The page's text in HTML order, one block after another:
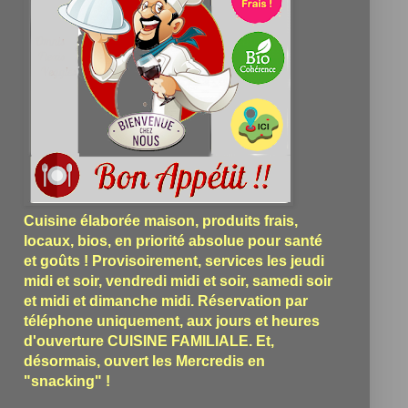
Cuisine élaborée maison, produits frais,
locaux, bios, en priorité absolue pour santé
et goûts ! Provisoirement, services les jeudi
midi et soir, vendredi midi et soir, samedi soir
et midi et dimanche midi. Réservation par
téléphone uniquement, aux jours et heures
d'ouverture CUISINE FAMILIALE. Et,
désormais, ouvert les Mercredis en
"snacking" !